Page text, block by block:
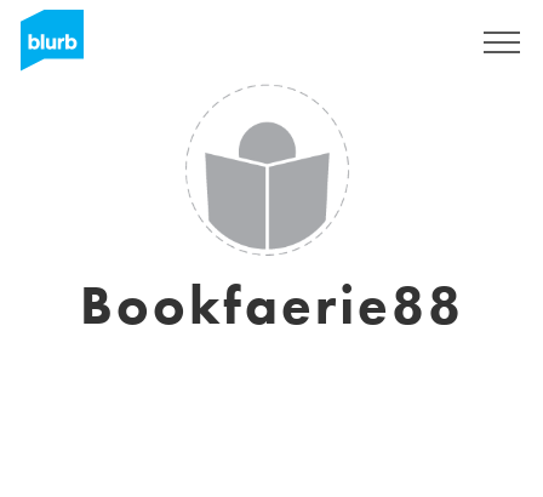
Bookfaerie88